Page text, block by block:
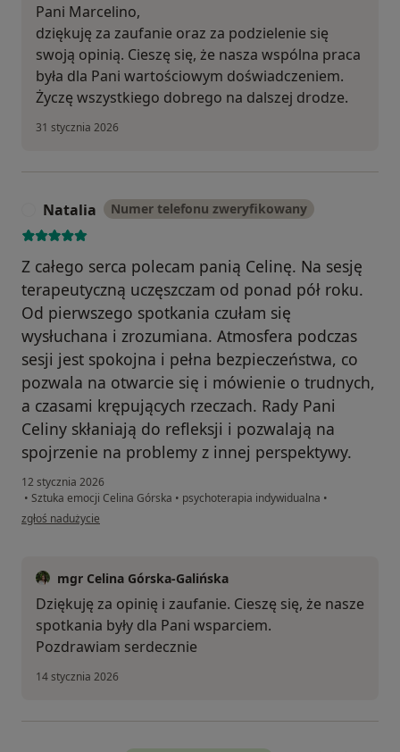
Pani Marcelino,
dziękuję za zaufanie oraz za podzielenie się
swoją opinią. Cieszę się, że nasza wspólna praca
była dla Pani wartościowym doświadczeniem.
Życzę wszystkiego dobrego na dalszej drodze.
31 stycznia 2026
Natalia Numer telefonu zweryfikowany
Z całego serca polecam panią Celinę. Na sesję
terapeutyczną uczęszczam od ponad pół roku.
Od pierwszego spotkania czułam się
wysłuchana i zrozumiana. Atmosfera podczas
sesji jest spokojna i pełna bezpieczeństwa, co
pozwala na otwarcie się i mówienie o trudnych,
a czasami krępujących rzeczach. Rady Pani
Celiny skłaniają do refleksji i pozwalają na
spojrzenie na problemy z innej perspektywy.
12 stycznia 2026
• Sztuka emocji Celina Górska • psychoterapia indywidualna •
w opinii użytkownika Natalia
zgłoś nadużycie
mgr Celina Górska-Galińska
Dziękuję za opinię i zaufanie. Cieszę się, że nasze
spotkania były dla Pani wsparciem.
Pozdrawiam serdecznie
14 stycznia 2026